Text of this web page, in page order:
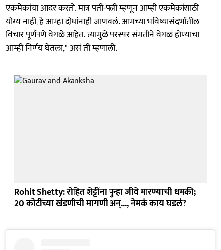
एकमेकांचा आदर करतो. मात्र पती-पत्नी म्हणून आम्ही एकमेकांसाठी
योग्य नाही, हे आम्हा दोघांनाही जाणवलं. आमच्या भविष्यासंदर्भातील
विचार पूर्णपणे वेगळे आहेत. त्यामुळे परस्पर संमतीने वेगळं होण्याचा
आम्ही निर्णय घेतला," असं ती म्हणाली.
Rohit Shetty: रोहित शेट्टींना पुन्हा जीवे मारण्याची धमकी;
20 कोटींच्या खंडणीची मागणी अन्..., नेमकं काय घडलं?